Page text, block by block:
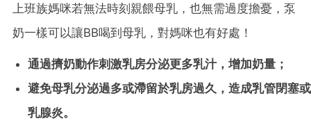
上班族媽咪若無法時刻親餵母乳，也無需過度擔憂，泵
奶一樣可以讓BB喝到母乳，對媽咪也有好處！
通過擠奶動作刺激乳房分泌更多乳汁，增加奶量；
避免母乳分泌過多或滯留於乳房過久，造成乳管閉塞或
乳腺炎。